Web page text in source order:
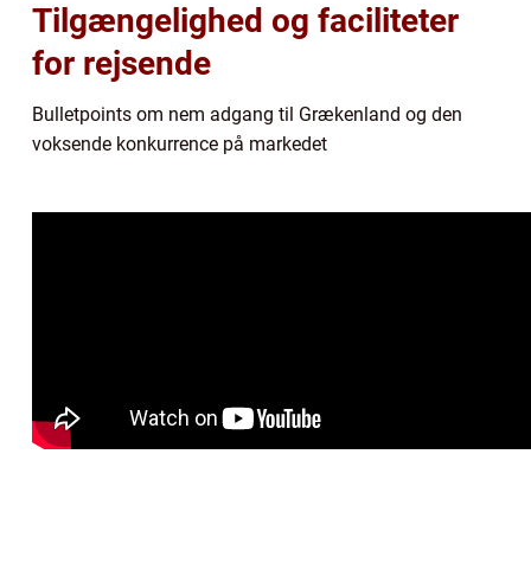
Tilgængelighed og faciliteter
for rejsende
Bulletpoints om nem adgang til Grækenland og den
voksende konkurrence på markedet